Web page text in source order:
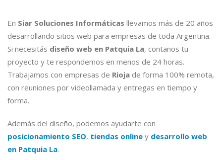
En Siar Soluciones Informáticas llevamos más de 20 años
desarrollando sitios web para empresas de toda Argentina.
Si necesitás diseño web en Patquia La, contanos tu
proyecto y te respondemos en menos de 24 horas.
Trabajamos con empresas de Rioja de forma 100% remota,
con reuniones por videollamada y entregas en tiempo y
forma.
Además del diseño, podemos ayudarte con
posicionamiento SEO, tiendas online y desarrollo web
en Patquia La.